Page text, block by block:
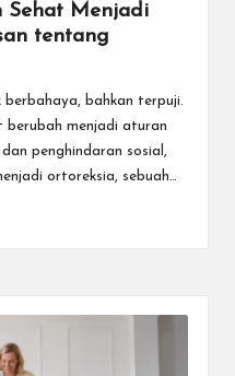
Sehat Menjadi
tentang
bahkan terpuji.
berubah menjadi aturan
penghindaran sosial,
ortoreksia, sebuah…